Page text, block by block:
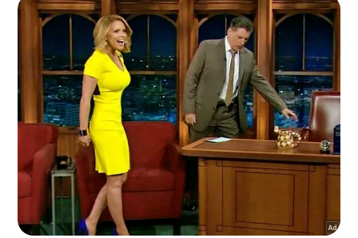
essa via e precisa encarar buracos, iluminação
precária e diversos problemas nos seus
deslocamentos. Já tivemos bons avanços neste
primeiro mês e vamos seguir monitorando todas
as intervenções", afirma o secretário de Estado
de Transporte e Mobilidade Urbana, Washington
Reis.